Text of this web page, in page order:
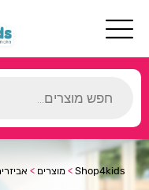
search
Shop4kids
> מוצרים >